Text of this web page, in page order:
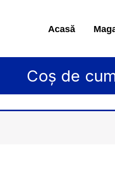
Acasă
Coș de